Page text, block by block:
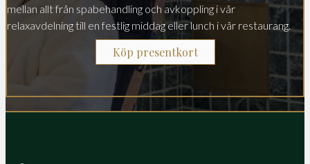
mellan allt från spabehandling och avkoppling i vår
relaxavdelning till en festlig middag eller lunch i vår restaurang.
Köp presentkort